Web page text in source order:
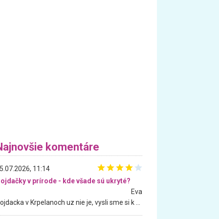
komentáre
11:14
v prírode - kde všade sú ukryté?
Eva